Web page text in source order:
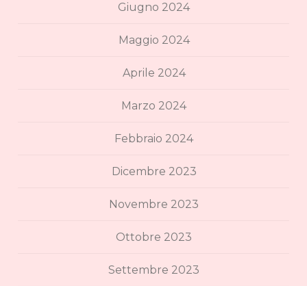
Giugno 2024
Maggio 2024
Aprile 2024
Marzo 2024
Febbraio 2024
Dicembre 2023
Novembre 2023
Ottobre 2023
Settembre 2023